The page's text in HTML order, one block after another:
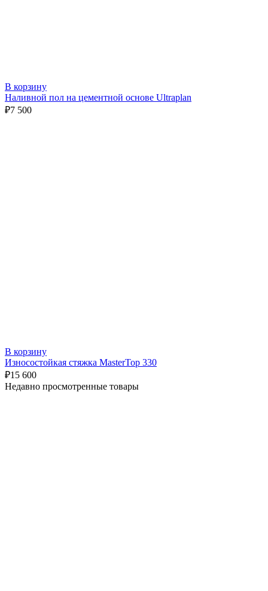
В корзину
Наливной пол на цементной основе Ultraplan
₽7 500
В корзину
Износостойкая стяжка MasterTop 330
₽15 600
Недавно просмотренные товары